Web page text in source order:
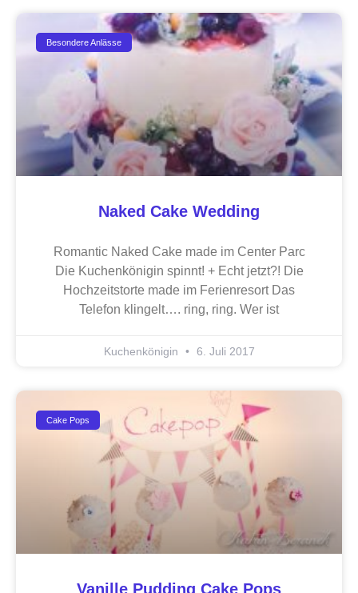
Besondere Anlässe
Naked Cake Wedding
Romantic Naked Cake made im Center Parc
Die Kuchenkönigin spinnt! + Echt jetzt?! Die
Hochzeitstorte made im Ferienresort Das
Telefon klingelt…. ring, ring. Wer ist
Kuchenkönigin 6. Juli 2017
Cake Pops
Vanille Pudding Cake Pops